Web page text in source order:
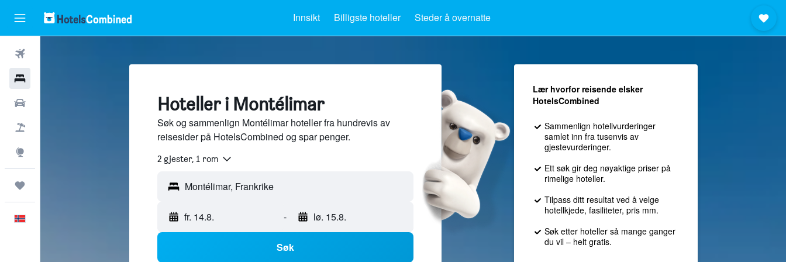
Innsikt Billigste hoteller Steder å overnatte
Hoteller i Montélimar
Søk og sammenlign Montélimar hoteller fra hundrevis av
reisesider på HotelsCombined og spar penger.
2 gjester, 1 rom
fr. 14.8. - lø. 15.8.
Søk
Lær hvorfor reisende elsker
HotelsCombined
Sammenlign hotellvurderinger
samlet inn fra tusenvis av
gjestevurderinger.
Ett søk gir deg nøyaktige priser på
rimelige hoteller.
Tilpass ditt resultat ved å velge
hotellkjede, fasiliteter, pris mm.
Søk etter hoteller så mange ganger
du vil – helt gratis.